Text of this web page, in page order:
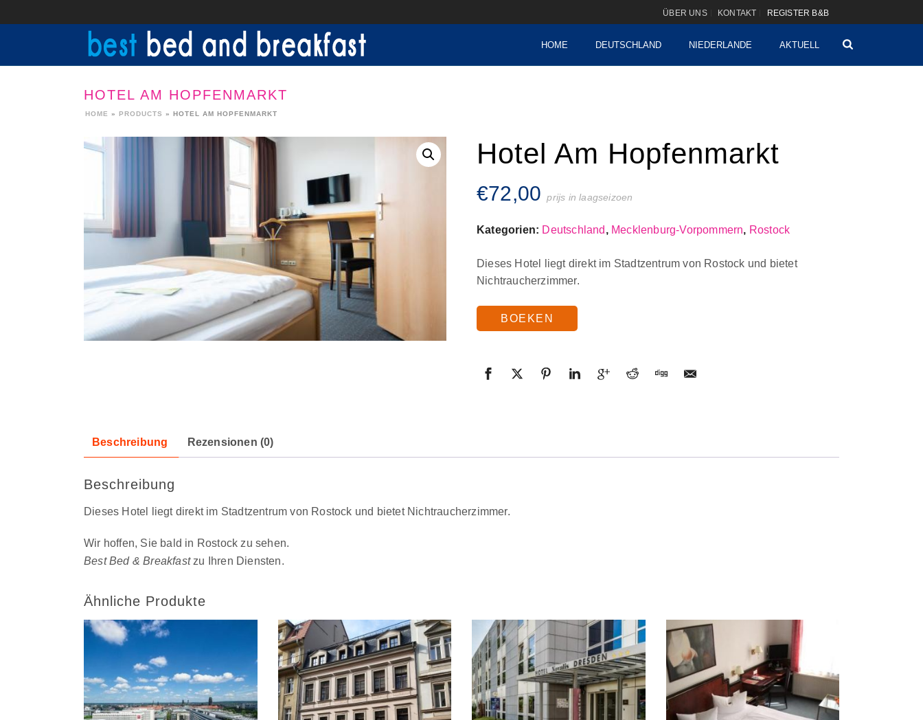
ÜBER UNS KONTAKT REGISTER B&B
HOME DEUTSCHLAND NIEDERLANDE AKTUELL
HOTEL AM HOPFENMARKT
HOME » PRODUCTS » HOTEL AM HOPFENMARKT
Hotel Am Hopfenmarkt
€72,00 prijs in laagseizoen
Kategorien: Deutschland , Mecklenburg-Vorpommern, Rostock
Dieses Hotel liegt direkt im Stadtzentrum von Rostock und bietet
Nichtraucherzimmer.
BOEKEN
Beschreibung Rezensionen (0)
Beschreibung
Dieses Hotel liegt direkt im Stadtzentrum von Rostock und bietet Nichtraucherzimmer.
Wir hoffen, Sie bald in Rostock zu sehen.
Best Bed & Breakfastzu Ihren Diensten.
Ähnliche Produkte